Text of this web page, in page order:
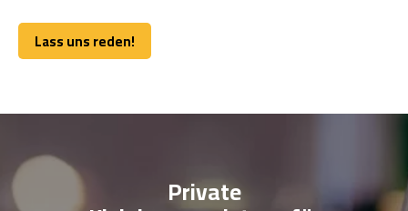
Lass uns reden!
Lass uns reden!
Private